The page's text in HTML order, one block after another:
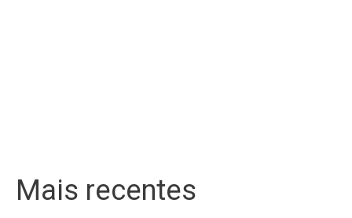
Mais recentes